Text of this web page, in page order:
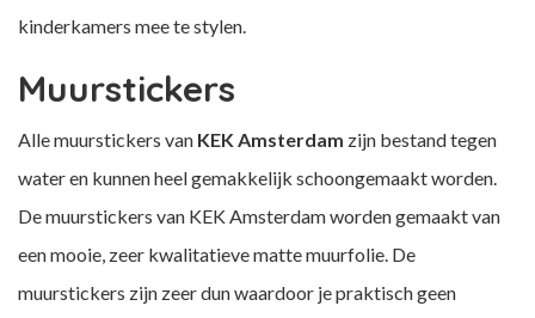
kinderkamers mee te stylen.
Muurstickers
Alle muurstickers van KEK Amsterdam zijn bestand tegen
water en kunnen heel gemakkelijk schoongemaakt worden.
De muurstickers van KEK Amsterdam worden gemaakt van
een mooie, zeer kwalitatieve matte muurfolie. De
muurstickers zijn zeer dun waardoor je praktisch geen